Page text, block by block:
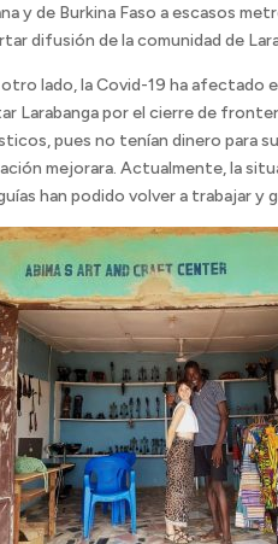
y de Burkina Faso a escasos
difusión de la comunidad de
lado, la Covid-19 ha afectado
Larabanga por el cierre de
pues no tenían dinero para
mejorara. Actualmente, la
han podido volver a trabajar y